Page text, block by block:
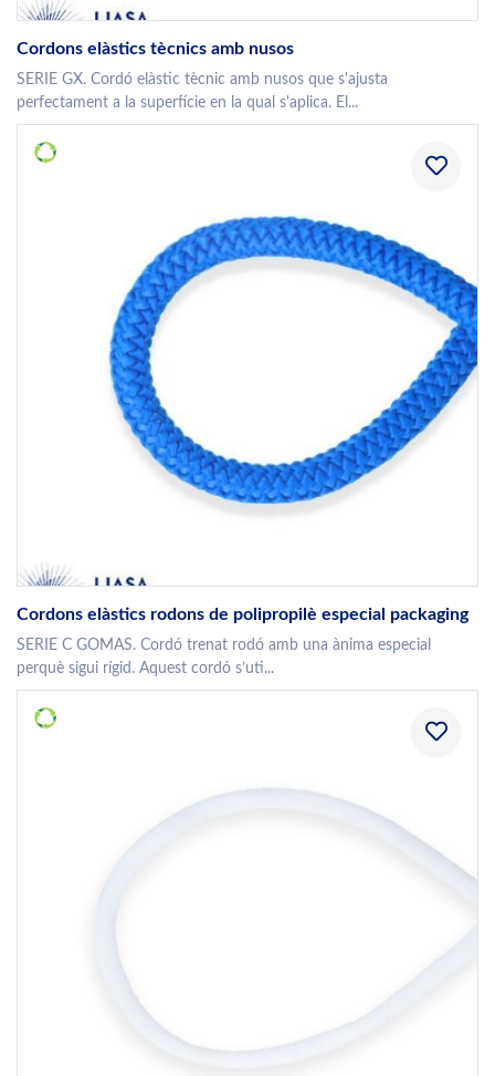
Cordons elàstics tècnics amb nusos
SERIE GX. Cordó elàstic tècnic amb nusos que s'ajusta
perfectament a la superfície en la qual s'aplica. El...
Cordons elàstics rodons de polipropilè especial packaging
SERIE C GOMAS. Cordó trenat rodó amb una ànima especial
perquè sigui rígid. Aquest cordó s’uti...